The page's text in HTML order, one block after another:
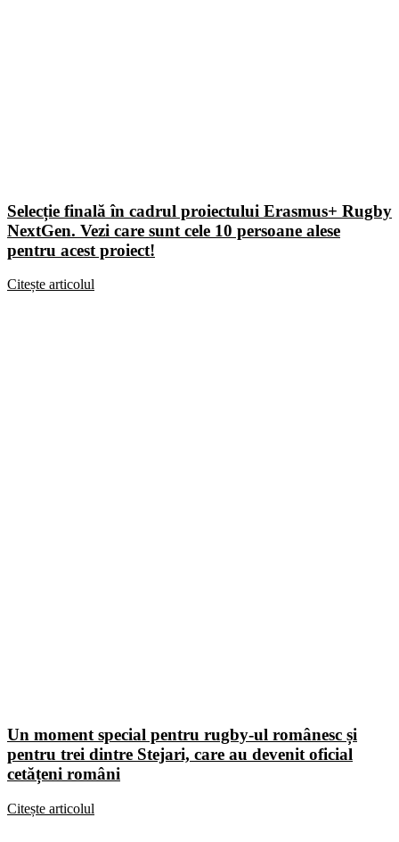
Selecție finală în cadrul proiectului Erasmus+ Rugby
NextGen. Vezi care sunt cele 10 persoane alese
pentru acest proiect!
Citește articolul
Un moment special pentru rugby-ul românesc și
pentru trei dintre Stejari, care au devenit oficial
cetățeni români
Citește articolul